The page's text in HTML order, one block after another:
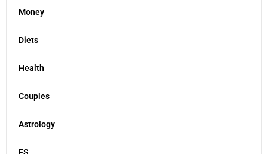
Money
Diets
Health
Couples
Astrology
ES